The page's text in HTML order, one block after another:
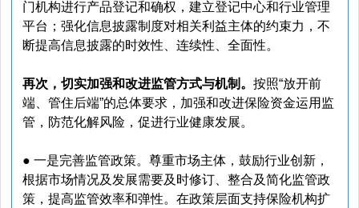
门机构进行产品登记和确权，建立登记中心和行业管理
平台；强化信息披露制度对相关利益主体的约束力，不
断提高信息披露的时效性、连续性、全面性。
再次，切实加强和改进监管方式与机制。 按照“放开前
端、管住后端”的总体要求，加强和改进保险资金运用监
管，防范化解风险，促进行业健康发展。
● 一是完善监管政策。尊重市场主体，鼓励行业创新，
根据市场情况及发展需要及时修订、整合及简化监管政
策，提高监管效率和弹性。在政策层面支持保险机构扩